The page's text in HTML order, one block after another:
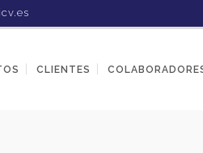
CLIENTES